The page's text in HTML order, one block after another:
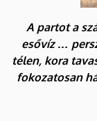
A partot a
esővíz …
télen, kora
fokozatosan